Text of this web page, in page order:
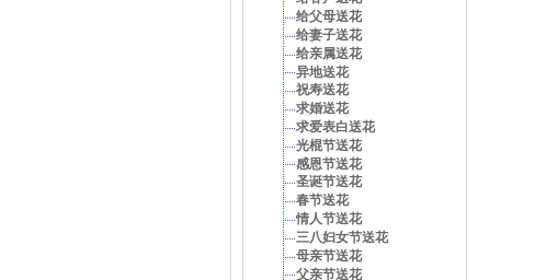
给父母送花
给妻子送花
给亲属送花
异地送花
祝寿送花
求婚送花
求爱表白送花
光棍节送花
感恩节送花
圣诞节送花
春节送花
情人节送花
三八妇女节送花
母亲节送花
父亲节送花